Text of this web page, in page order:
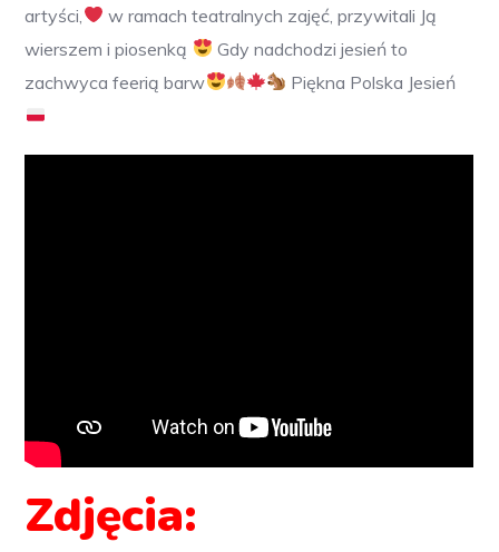
artyści,
w ramach teatralnych zajęć, przywitali Ją
wierszem i piosenką
Gdy nadchodzi jesień to
zachwyca feerią barw
Piękna Polska Jesień
Zdjęcia: